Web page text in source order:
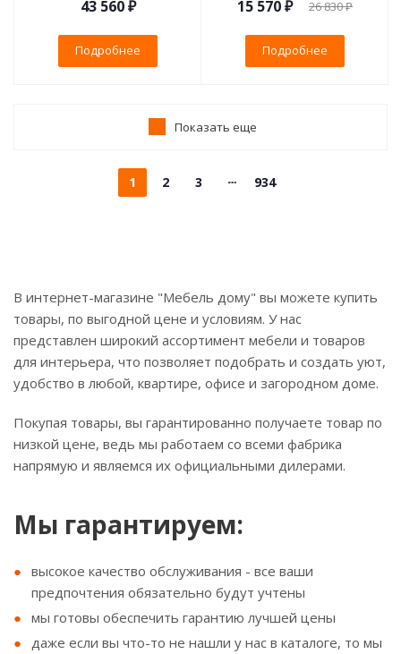
43 560 ₽
Подробнее
15 570 ₽ 26 830 ₽
Подробнее
Показать еще
1 2 3 934
В интернет-магазине "Мебель дому" вы можете купить
товары, по выгодной цене и условиям. У нас
представлен широкий ассортимент мебели и товаров
для интерьера, что позволяет подобрать и создать уют,
удобство в любой, квартире, офисе и загородном доме.
Покупая товары, вы гарантированно получаете товар по
низкой цене, ведь мы работаем со всеми фабрика
напрямую и являемся их официальными дилерами.
Мы гарантируем:
высокое качество обслуживания - все ваши
предпочтения обязательно будут учтены
мы готовы обеспечить гарантию лучшей цены
даже если вы что-то не нашли у нас в каталоге, то мы